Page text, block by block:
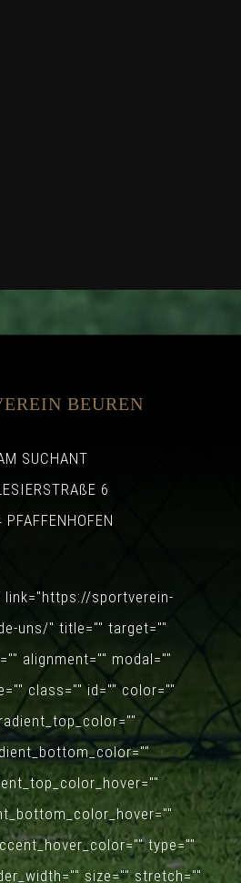
BEUREN
SUCHANT
6
sportverein-
uns/" title="" target=""
alignment="" modal=""
class="" id="" color=""
type=""
size="" stretch=""